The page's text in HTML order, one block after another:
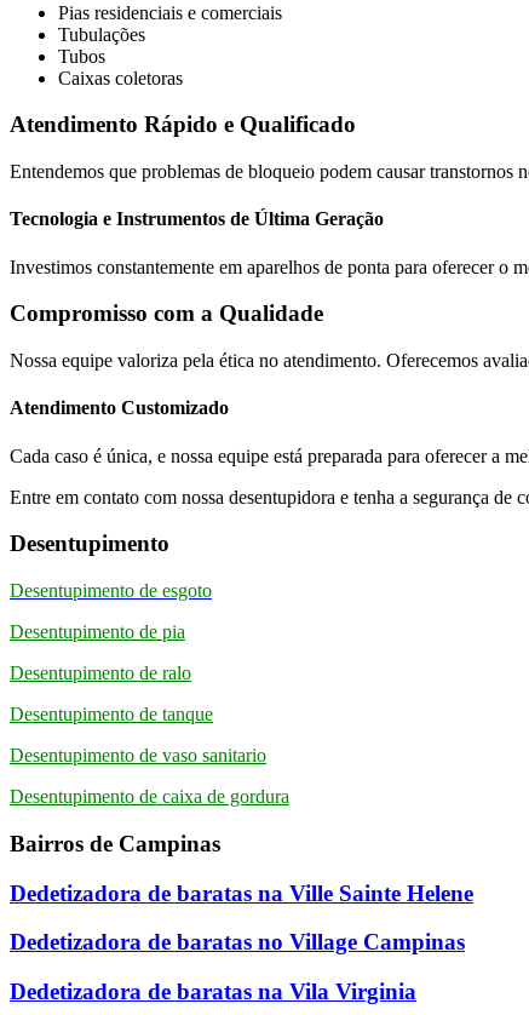
Pias residenciais e comerciais
Tubulações
Tubos
Caixas coletoras
Atendimento Rápido e Qualificado
Entendemos que problemas de bloqueio podem causar transtornos
Tecnologia e Instrumentos de Última Geração
Investimos constantemente em aparelhos de ponta para oferecer o
Compromisso com a Qualidade
Nossa equipe valoriza pela ética no atendimento. Oferecemos
Atendimento Customizado
Cada caso é única, e nossa equipe está preparada para oferecer a
Entre em contato com nossa desentupidora e tenha a segurança
Desentupimento
Desentupimento de esgoto
Desentupimento de pia
Desentupimento de ralo
Desentupimento de tanque
Desentupimento de vaso sanitario
Desentupimento de caixa de gordura
Bairros de Campinas
Dedetizadora de baratas na Ville Sainte Helene
Dedetizadora de baratas no Village Campinas
Dedetizadora de baratas na Vila Virginia